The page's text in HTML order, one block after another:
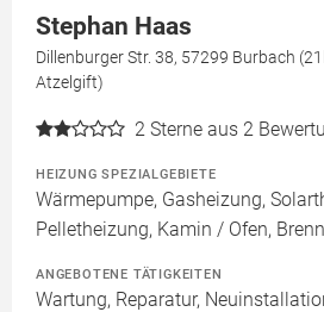
Stephan Haas
Dillenburger Str. 38, 57299 Burbach
Atzelgift)
2 Sterne aus 2
HEIZUNG SPEZIALGEBIETE
Wärmepumpe, Gasheizung,
Pelletheizung, Kamin / Ofen,
ANGEBOTENE TÄTIGKEITEN
Wartung, Reparatur,